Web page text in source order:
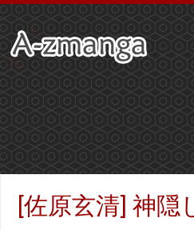
[佐原玄清] 神隠